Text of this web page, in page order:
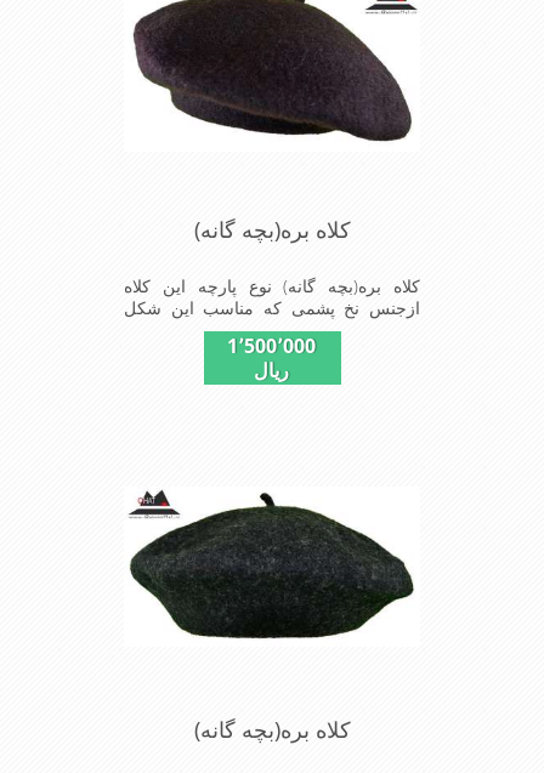
کلاه بره(بچه گانه)
کلاه بره(بچه گانه) نوع پارچه این کلاه
ازجنس نخ پشمی که مناسب این شکل
ازکلاه است شیک ومناسب بچه های خوش
پوش جنس عالی,بافتی
مناسب,سبکی,خوش فرمی
1٬500٬000
ریال
کلاه بره(بچه گانه)